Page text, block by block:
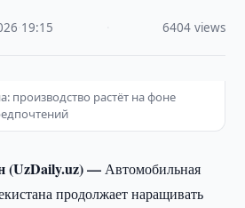
19:15 6404 views
производство растёт на фоне
(UzDaily.uz) —Автомобильная
продолжает наращивать